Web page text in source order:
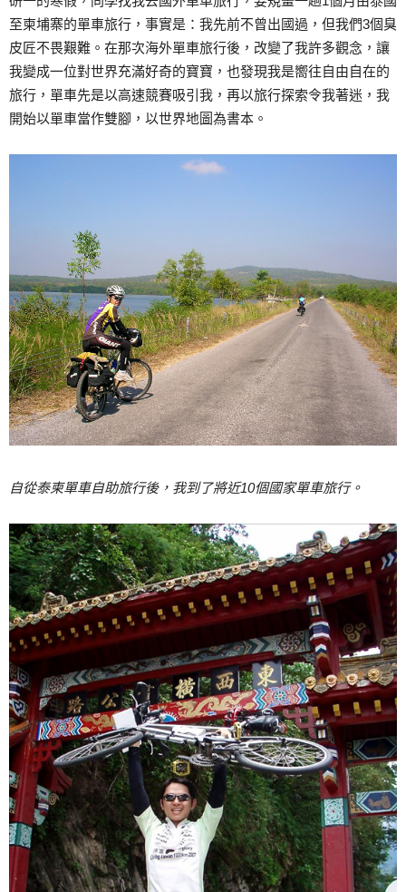
至柬埔寨的單車旅行，事實是：我先前不曾出國過，但我們3個臭
皮匠不畏艱難。在那次海外單車旅行後，改變了我許多觀念，讓
我變成一位對世界充滿好奇的寶寶，也發現我是嚮往自由自在的
旅行，單車先是以高速競賽吸引我，再以旅行探索令我著迷，我
開始以單車當作雙腳，以世界地圖為書本。
自從泰柬單車自助旅行後，我到了將近10個國家單車旅行。